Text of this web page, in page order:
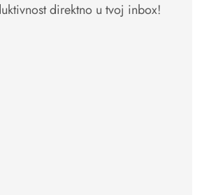
direktno u tvoj inbox!